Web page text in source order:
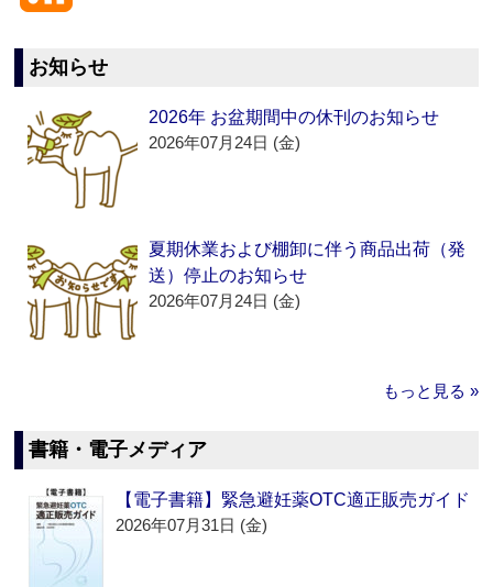
お知らせ
2026年 お盆期間中の休刊のお知らせ
2026年07月24日 (金)
夏期休業および棚卸に伴う商品出荷（発
送）停止のお知らせ
2026年07月24日 (金)
もっと見る »
書籍・電子メディア
【電子書籍】緊急避妊薬OTC適正販売ガイド
2026年07月31日 (金)